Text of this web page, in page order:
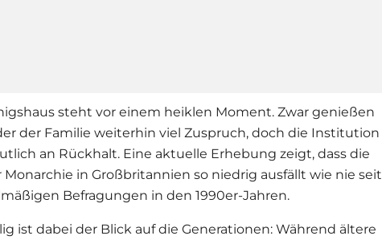
steht vor einem heiklen Moment. Zwar genießen
der Familie weiterhin viel Zuspruch, doch die Institution
an Rückhalt. Eine aktuelle Erhebung zeigt, dass die
in Großbritannien so niedrig ausfällt wie nie seit
Befragungen in den 1990er-Jahren.
ist dabei der Blick auf die Generationen: Während ältere